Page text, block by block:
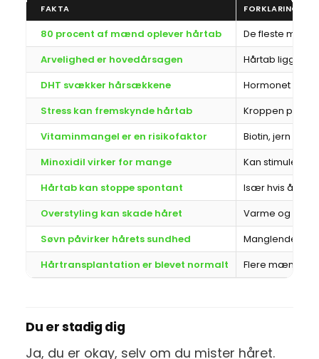
FAKTA FORKLARING
80 procent af mænd oplever hårtab
De fleste
Arvelighed er hovedårsagen
Hårtab ligger
DHT svækker hårsækkene
Hormonet kan
Stress kan fremskynde hårtab
Kroppen
Vitaminmangel er en risikofaktor
Biotin, jern og
Minoxidil virker for mange
Kan stimulere
Hårtab kan stoppe spontant
Især hvis
Overstyling kan skade håret
Varme og kemi
Søvn påvirker hårets sundhed
Manglende
Hårtransplantation er blevet normalt
Flere mænd
Du er stadig dig
Ja, du er okay, selv om du mister håret.